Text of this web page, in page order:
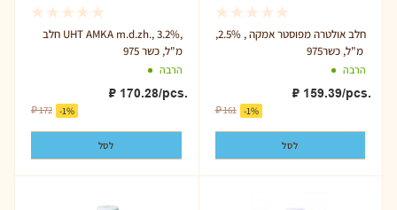
חלב UHT AMKA m.d.zh., 3.2%,
975 מ"ל, כשר
הרבה
₽ 170.28/pcs.
₽172 -1%
לסל
חלב אולטרה מפוסטר אמקה , 2.5%,
975 מ"ל, כשר
הרבה
₽ 159.39/pcs.
₽161 -1%
לסל